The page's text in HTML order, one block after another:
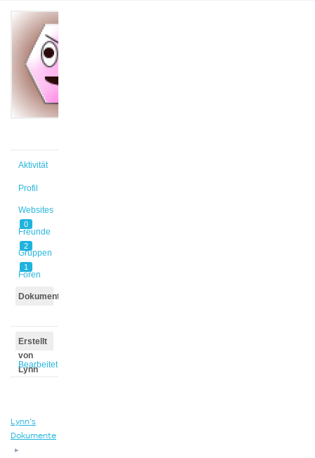
Aktivität
Profil
Websites
0
Freunde
2
Gruppen
1
Foren
Dokumente
Erstellt
von
Lynn
Bearbeitet
Lynn’s
Dokumente
▸